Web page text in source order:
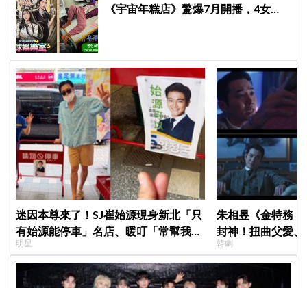
《宇宙年糕店》驚爆7月開播，4女慘
迷因本尊來了！SJ崔始源現身新北「只
有始源能停車」名店、暖叮「常幫我換
照片」，店家尖叫合照網笑翻：這輩子
不能脫粉了
明星
朱相昱《金特務
封神！扭曲父愛
毛骨悚然
韓劇